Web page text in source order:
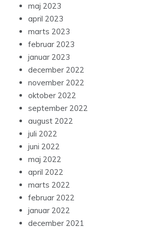
maj 2023
april 2023
marts 2023
februar 2023
januar 2023
december 2022
november 2022
oktober 2022
september 2022
august 2022
juli 2022
juni 2022
maj 2022
april 2022
marts 2022
februar 2022
januar 2022
december 2021